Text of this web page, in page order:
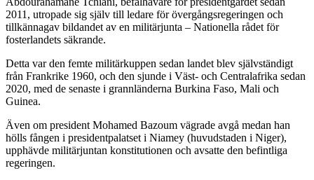
2011, utropade sig själv till ledare för övergångsregeringen och
tillkännagav bildandet av en militärjunta – Nationella rådet för
fosterlandets säkrande.
Detta var den femte militärkuppen sedan landet blev självständigt
från Frankrike 1960, och den sjunde i Väst- och Centralafrika sedan
2020, med de senaste i grannländerna Burkina Faso, Mali och
Guinea.
Även om president Mohamed Bazoum vägrade avgå medan han
hölls fången i presidentpalatset i Niamey (huvudstaden i Niger),
upphävde militärjuntan konstitutionen och avsatte den befintliga
regeringen.